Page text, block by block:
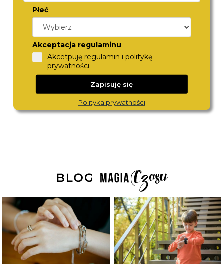
Płeć
Akceptacja regulaminu
Akcetpuję regulamin i politykę
prywatności
Zapisuję się
Polityka prywatności